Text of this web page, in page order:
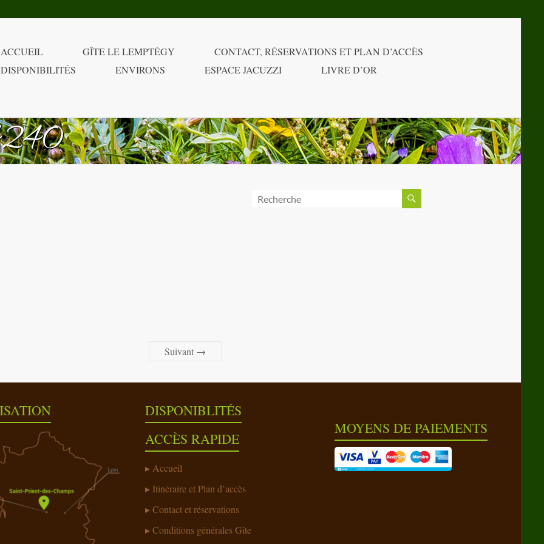
ACCUEIL GÎTE LE LEMPTÉGY
CONTACT, RÉSERVATIONS ET PLAN D’ACCÈS
DISPONIBILITÉS
ENVIRONS ESPACE JACUZZI LIVRE D’OR
Suivant →
DISPONIBLITÉS
ACCÈS RAPIDE
Accueil
Itinéraire et Plan d’accès
Contact et réservations
Conditions générales Gîte
MOYENS DE PAIEMENTS